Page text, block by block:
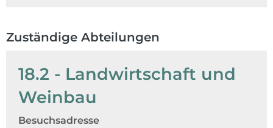
Zuständige Abteilungen
18.2 - Landwirtschaft und
Weinbau
Besuchsadresse